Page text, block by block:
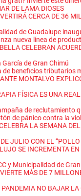
DE LAMA DIOSES
CERCA DE 36
de Guadalupe
nueva línea de
CELEBRAN
García de Gran Chimú
de beneficios tributarios
MONTALVO
FÍSICA ES UNA
de reclutamiento
de pánico contra la
LA SEMANA
JULIO CON EL
SE INCREMENTA
y Municipalidad de
MÁS DE 7
PANDEMIA NO BAJAR LA